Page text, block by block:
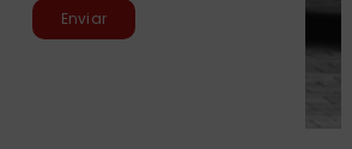
Enviar